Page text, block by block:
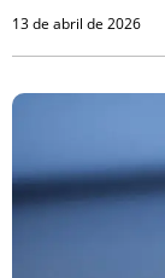
13 de abril de 2026